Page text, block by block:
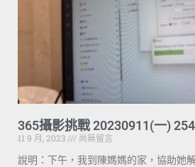
365攝影挑戰 20230911(一)
11 9 月, 2023
尚無留言
說明：下午，我到陳媽媽的家，協助她